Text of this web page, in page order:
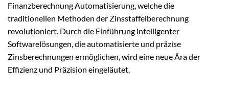
Finanzberechnung Automatisierung, welche die
traditionellen Methoden der Zinsstaffelberechnung
revolutioniert. Durch die Einführung intelligenter
Softwarelösungen, die automatisierte und präzise
Zinsberechnungen ermöglichen, wird eine neue Ära der
Effizienz und Präzision eingeläutet.